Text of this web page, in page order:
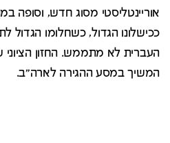
אוריינטליסטי מסוג חדש, וסופה
ככישלונו הגדול, כשחלומו הגדול
העברית לא מתממש. החזון הציוני
המשיך במסע ההגירה לארה"ב.